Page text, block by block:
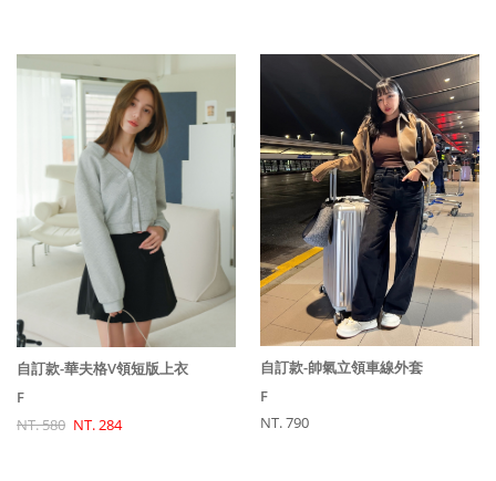
自訂款-華夫格V領短版上衣
F
NT. 580 NT. 284
自訂款-帥氣立領車線外套
F
NT. 790